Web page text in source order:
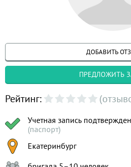
ДОБАВИТЬ
ПРЕДЛОЖИТЬ
Рейтинг:
Учетная запись
(паспорт)
Екатеринбург